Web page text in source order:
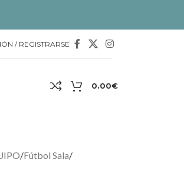
/ REGISTRARSE
0.00€
/Fútbol Sala/